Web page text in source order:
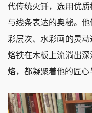
代传统火钎，选用优
与线条表达的奥秘。
彩层次、水彩画的灵
烙铁在木板上流淌出
烙，都凝聚着他的匠心